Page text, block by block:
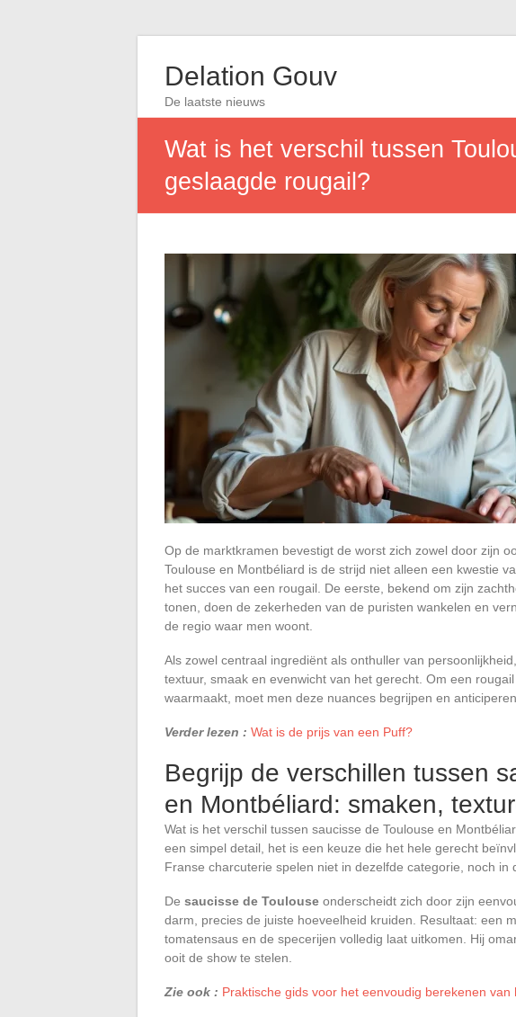
Delation Gouv
De laatste nieuws
Wat is het verschil tussen
geslaagde rougail?
Op de marktkramen bevestigt de worst zich zowel door zijn
Toulouse en Montbéliard is de strijd niet alleen een kwestie
het succes van een rougail. De eerste, bekend om zijn
tonen, doen de zekerheden van de puristen wankelen en
de regio waar men woont.
Als zowel centraal ingrediënt als onthuller van
textuur, smaak en evenwicht van het gerecht. Om een
waarmaakt, moet men deze nuances begrijpen en
Verder lezen : Wat is de prijs van een Puff?
Begrijp de verschillen tussen
en Montbéliard: smaken,
Wat is het verschil tussen saucisse de Toulouse en
een simpel detail, het is een keuze die het hele gerecht
Franse charcuterie spelen niet in dezelfde categorie, noch in
De saucisse de Toulouse onderscheidt zich door zijn
darm, precies de juiste hoeveelheid kruiden. Resultaat: een
tomatensaus en de specerijen volledig laat uitkomen. Hij
ooit de show te stelen.
Zie ook : Praktische gids voor het eenvoudig berekenen